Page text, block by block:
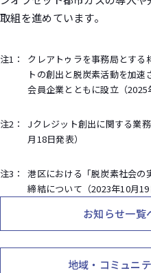
取組を進めています。
注1：
クレアトゥラを事務局とする
トの創出と脱炭素活動を加
会員企業とともに設立（2025
注2：
Jクレジット創出に関する業
月18日発表）
注3：
港区における「脱炭素社会の
締結について（2023年10月19
お知らせ一覧
地域・コミュニ